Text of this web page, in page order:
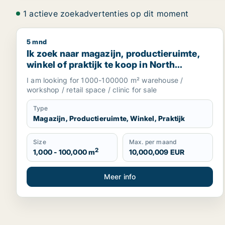
1 actieve zoekadvertenties op dit moment
Ik zoek naar magazijn, productieruimte, winkel of
5 mnd
Ik zoek naar magazijn, productieruimte,
winkel of praktijk te koop in North
Brabant, The Netherlands
I am looking for 1000-100000 m² warehouse /
workshop / retail space / clinic for sale
Type
Magazijn, Productieruimte, Winkel, Praktijk
Size
1,000 - 100,000 m2
Max. per maand
10,000,009 EUR
Meer info